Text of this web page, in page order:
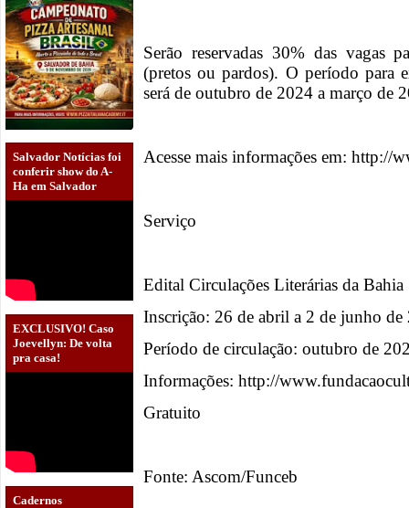
Salvador Notícias foi
conferir show do A-
Ha em Salvador
EXCLUSIVO! Caso
Joevellyn: De volta
pra casa!
Cadernos
Serão reservadas 30% das vagas
(pretos ou pardos). O período para
será de outubro de 2024 a março de
Acesse mais informações em: http://
Serviço
Edital Circulações Literárias da Bahia
Inscrição: 26 de abril a 2 de junho de
Período de circulação: outubro de
Informações: http://
Gratuito
Fonte: Ascom/Funceb